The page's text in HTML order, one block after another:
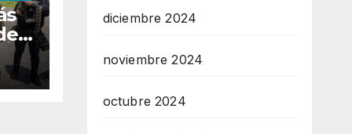
diciembre 2024
noviembre 2024
octubre 2024